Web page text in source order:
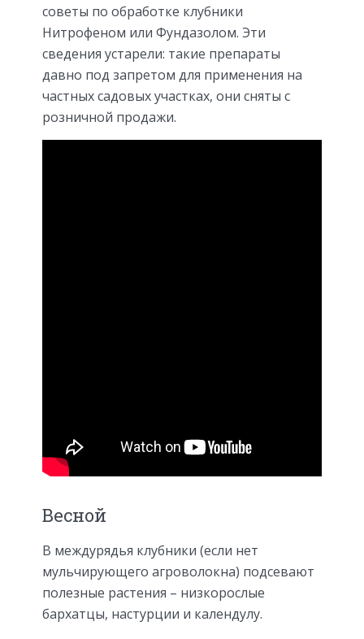
советы по обработке клубники
Нитрофеном или Фундазолом. Эти
сведения устарели: такие препараты
давно под запретом для применения на
частных садовых участках, они сняты с
розничной продажи.
Весной
В междурядья клубники (если нет
мульчирующего агроволокна) подсевают
полезные растения – низкорослые
бархатцы, настурции и календулу.